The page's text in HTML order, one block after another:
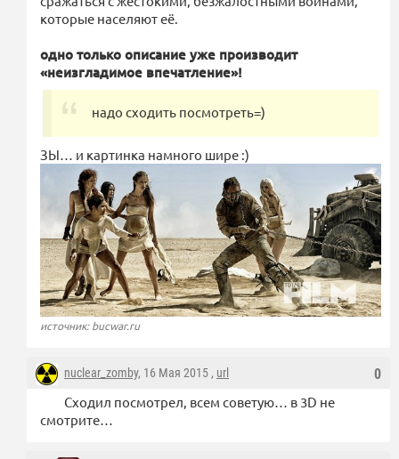
которые населяют её.
одно только описание уже производит
«неизгладимое впечатление»!
надо сходить посмотреть=)
ЗЫ… и картинка намного шире :)
источник: bucwar.ru
0
nuclear_zomby, 16 Мая 2015 , url
Сходил посмотрел, всем советую… в 3D не
смотрите…